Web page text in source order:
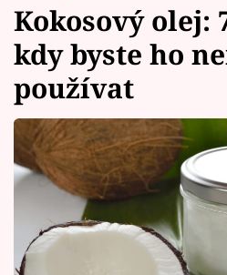
Témata
Celebrity
Vztahy
Seriály
Horoskopy
Kokosový olej:
kdy byste ho
používat